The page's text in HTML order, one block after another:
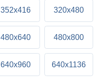
352x416 320x480
480x640 480x800
640x960 640x1136